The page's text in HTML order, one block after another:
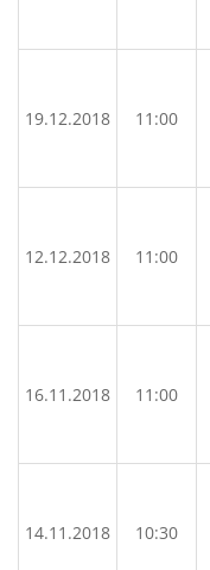
19.12.2018 11:00
12.12.2018 11:00
16.11.2018 11:00
14.11.2018 10:30